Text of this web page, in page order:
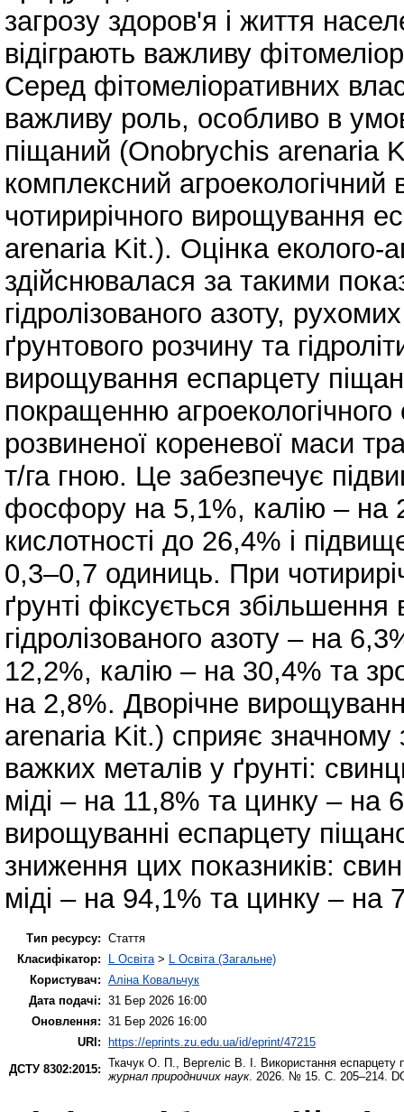
загрозу здоров'я і життя
відіграють важливу
Серед фітомеліоративних
важливу роль, особливо в
піщаний (Onobrychis arenaria
комплексний агроекологічний
чотирирічного вирощування
arenaria Kit.). Оцінка еколого-
здійснювалася за такими
гідролізованого азоту,
ґрунтового розчину та
вирощування еспарцету
покращенню
розвиненої кореневої маси
т/га гною. Це забезпечує
фосфору на 5,1%, калію – на
кислотності до 26,4% і
0,3–0,7 одиниць. При
ґрунті фіксується
гідролізованого азоту – на
12,2%, калію – на 30,4% та
на 2,8%. Дворічне
arenaria Kit.) сприяє
важких металів у ґрунті:
міді – на 11,8% та цинку – на
вирощуванні еспарцету
зниження цих показників:
міді – на 94,1% та цинку – на
Тип ресурсу: Стаття
Класифікатор:
L Освіта > L Освіта (Загальне)
Користувач: Аліна Ковальчук
Дата подачі: 31 Бер 2026 16:00
Оновлення: 31 Бер 2026 16:00
URI: https://eprints.zu.edu.ua/id/eprint/47215
ДСТУ 8302:2015: Ткачук О. П. Вергеліс В. І.
Використання еспарцету
журнал природничих наук. 2026. № 15. С. 205–214.